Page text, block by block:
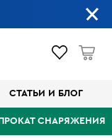
СТАТЬИ И БЛОГ
ПРОКАТ СНАРЯЖЕНИЯ